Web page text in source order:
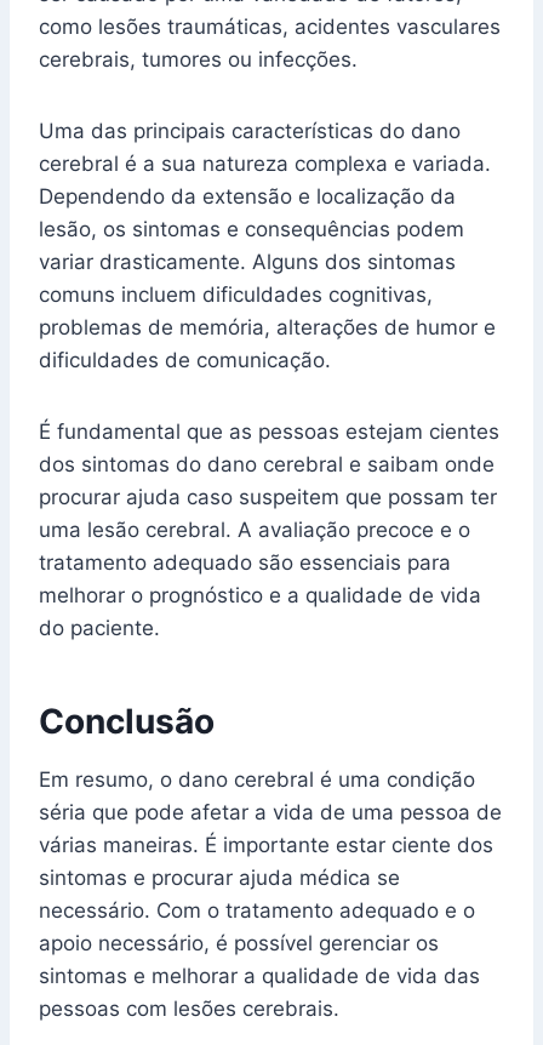
como lesões traumáticas, acidentes vasculares
cerebrais, tumores ou infecções.
Uma das principais características do dano
cerebral é a sua natureza complexa e variada.
Dependendo da extensão e localização da
lesão, os sintomas e consequências podem
variar drasticamente. Alguns dos sintomas
comuns incluem dificuldades cognitivas,
problemas de memória, alterações de humor e
dificuldades de comunicação.
É fundamental que as pessoas estejam cientes
dos sintomas do dano cerebral e saibam onde
procurar ajuda caso suspeitem que possam ter
uma lesão cerebral. A avaliação precoce e o
tratamento adequado são essenciais para
melhorar o prognóstico e a qualidade de vida
do paciente.
Conclusão
Em resumo, o dano cerebral é uma condição
séria que pode afetar a vida de uma pessoa de
várias maneiras. É importante estar ciente dos
sintomas e procurar ajuda médica se
necessário. Com o tratamento adequado e o
apoio necessário, é possível gerenciar os
sintomas e melhorar a qualidade de vida das
pessoas com lesões cerebrais.